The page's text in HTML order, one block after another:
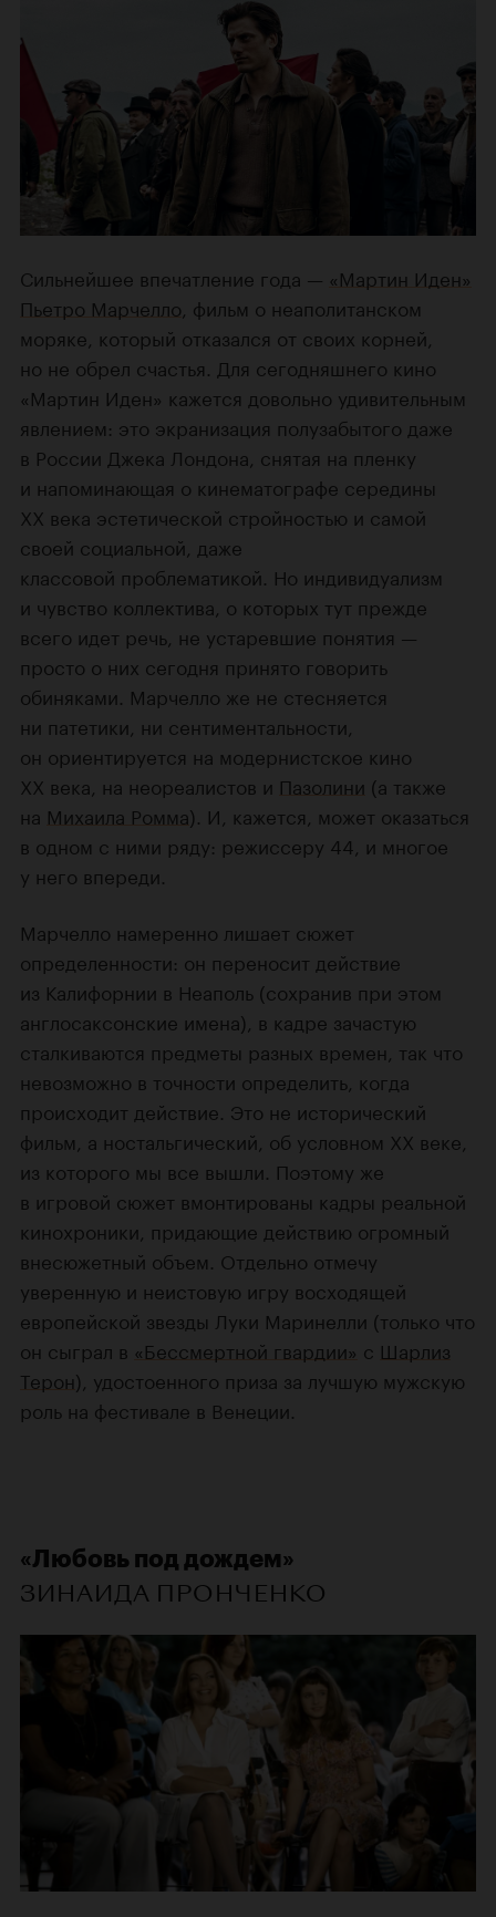
Сильнейшее впечатление года — «Мартин Иден»
Пьетро Марчелло, фильм о неаполитанском
моряке, который отказался от своих корней,
но не обрел счастья. Для сегодняшнего кино
«Мартин Иден» кажется довольно удивительным
явлением: это экранизация полузабытого даже
в России Джека Лондона, снятая на пленку
и напоминающая о кинематографе середины
XX века эстетической стройностью и самой
своей социальной, даже
классовой проблематикой. Но индивидуализм
и чувство коллектива, о которых тут прежде
всего идет речь, не устаревшие понятия —
просто о них сегодня принято говорить
обиняками. Марчелло же не стесняется
ни патетики, ни сентиментальности,
он ориентируется на модернистское кино
XX века, на неореалистов и Пазолини (а также
на Михаила Ромма). И, кажется, может оказаться
в одном с ними ряду: режиссеру 44, и многое
у него впереди.
Марчелло намеренно лишает сюжет
определенности: он переносит действие
из Калифорнии в Неаполь (сохранив при этом
англосаксонские имена), в кадре зачастую
сталкиваются предметы разных времен, так что
невозможно в точности определить, когда
происходит действие. Это не исторический
фильм, а ностальгический, об условном ХХ веке,
из которого мы все вышли. Поэтому же
в игровой сюжет вмонтированы кадры реальной
кинохроники, придающие действию огромный
внесюжетный объем. Отдельно отмечу
уверенную и неистовую игру восходящей
европейской звезды Луки Маринелли (только что
он сыграл в «Бессмертной гвардии» с Шарлиз
Терон), удостоенного приза за лучшую мужскую
роль на фестивале в Венеции.
«Любовь под дождем»
ЗИНАИДА ПРОНЧЕНКО